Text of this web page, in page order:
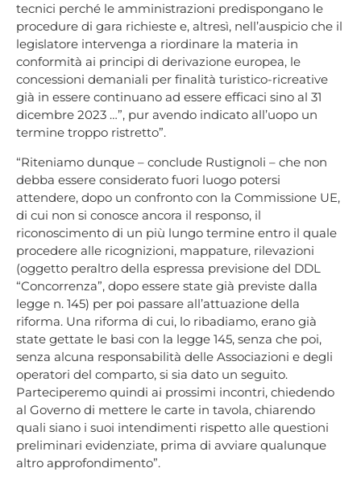
tecnici perché le amministrazioni predispongano le
procedure di gara richieste e, altresì, nell’auspicio che il
legislatore intervenga a riordinare la materia in
conformità ai principi di derivazione europea, le
concessioni demaniali per finalità turistico-ricreative
già in essere continuano ad essere efficaci sino al 31
dicembre 2023 …”, pur avendo indicato all’uopo un
termine troppo ristretto”.
“Riteniamo dunque – conclude Rustignoli – che non
debba essere considerato fuori luogo potersi
attendere, dopo un confronto con la Commissione UE,
di cui non si conosce ancora il responso, il
riconoscimento di un più lungo termine entro il quale
procedere alle ricognizioni, mappature, rilevazioni
(oggetto peraltro della espressa previsione del DDL
“Concorrenza”, dopo essere state già previste dalla
legge n. 145) per poi passare all’attuazione della
riforma. Una riforma di cui, lo ribadiamo, erano già
state gettate le basi con la legge 145, senza che poi,
senza alcuna responsabilità delle Associazioni e degli
operatori del comparto, si sia dato un seguito.
Parteciperemo quindi ai prossimi incontri, chiedendo
al Governo di mettere le carte in tavola, chiarendo
quali siano i suoi intendimenti rispetto alle questioni
preliminari evidenziate, prima di avviare qualunque
altro approfondimento”.